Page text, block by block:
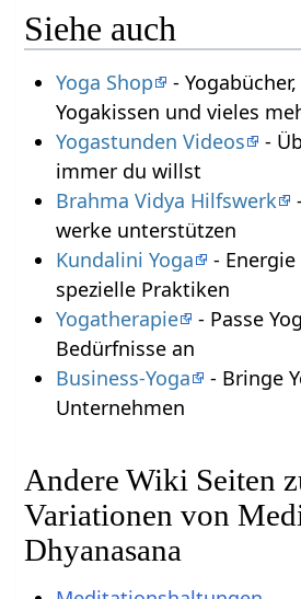
Siehe auch
Yoga Shop
-
Yogakissen und vieles
Yogastunden Videos
-
immer du willst
Brahma Vidya Hilfswerk
werke unterstützen
Kundalini Yoga
-
spezielle Praktiken
Yogatherapie
- Passe
Bedürfnisse an
Business-Yoga
- Bringe
Unternehmen
Andere Wiki Seiten
Variationen von
Dhyanasana